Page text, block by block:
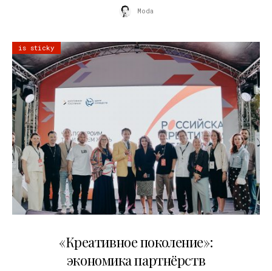
Moda
is sticky
«Креативное поколение»:
экономика партнёрств